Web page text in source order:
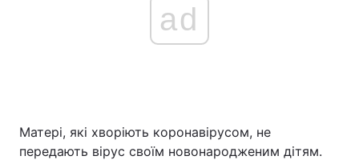
Головна Війна
ad
Матері, які хворіють коронавірусом, не
передають вірус своїм новонародженим дітям.